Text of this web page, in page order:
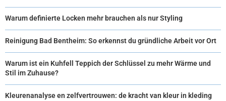
Warum definierte Locken mehr brauchen als nur Styling
Reinigung Bad Bentheim: So erkennst du gründliche Arbeit vor Ort
Warum ist ein Kuhfell Teppich der Schlüssel zu mehr Wärme und
Stil im Zuhause?
Kleurenanalyse en zelfvertrouwen: de kracht van kleur in kleding